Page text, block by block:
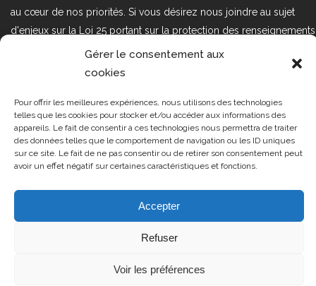
Gérer le consentement aux
cookies
Pour offrir les meilleures expériences, nous utilisons des technologies
telles que les cookies pour stocker et/ou accéder aux informations des
appareils. Le fait de consentir à ces technologies nous permettra de traiter
des données telles que le comportement de navigation ou les ID uniques
sur ce site. Le fait de ne pas consentir ou de retirer son consentement peut
avoir un effet négatif sur certaines caractéristiques et fonctions.
Accepter
Refuser
Voir les préférences
au cœur de nos priorités. Si vous désirez nous joindre au sujet
d'enjeux sur la Loi 25 portant sur la protection des renseignements
personnels dans le secteur privé, veuillez communiquer avec
nous à l'adresse courriel suivant : loi25@cprmv.org Pour en savoir
Tous droits réservés @2019 CPRMV
| Centre de prévention de la
radicalisation menant à la violence
(CPRMV)